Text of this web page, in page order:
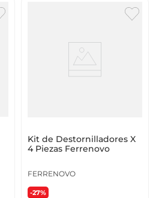
Kit de Destornilladores X
4 Piezas Ferrenovo
FERRENOVO
-27%